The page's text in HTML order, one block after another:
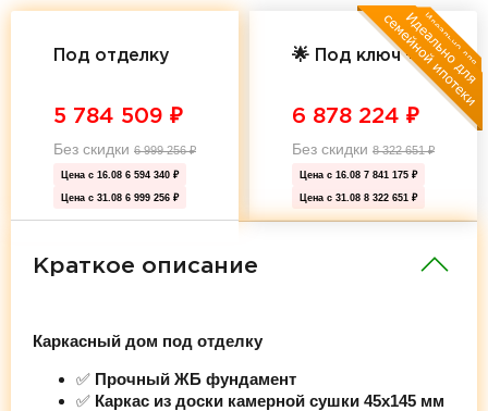
Под отделку
5 784 509 ₽
Без скидки 6 999 256₽
Цена с 16.08 6 594 340 ₽
Цена с 31.08 6 999 256 ₽
🌟 Под ключ 🌟
6 878 224 ₽
Без скидки 8 322 651₽
Цена с 16.08 7 841 175 ₽
Цена с 31.08 8 322 651 ₽
Краткое описание
Каркасный дом под отделку
✅ Прочный ЖБ фундамент
✅ Каркас из доски камерной сушки 45х145 мм